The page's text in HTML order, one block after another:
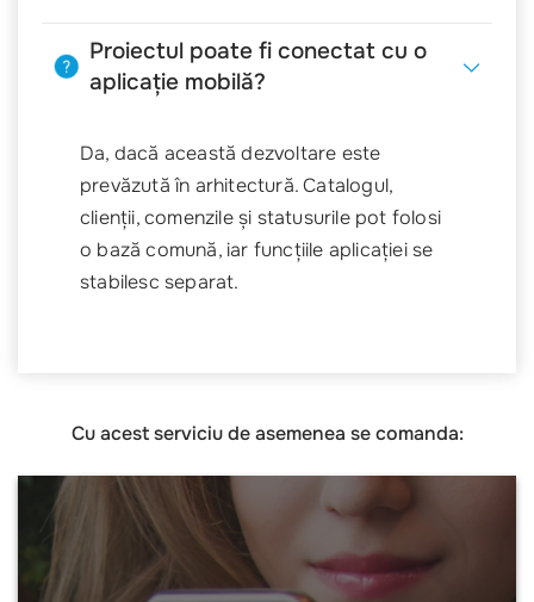
Proiectul poate fi conectat cu o
aplicație mobilă?
Da, dacă această dezvoltare este
prevăzută în arhitectură. Catalogul,
clienții, comenzile și statusurile pot folosi
o bază comună, iar funcțiile aplicației se
stabilesc separat.
Cu acest serviciu de asemenea se comanda: